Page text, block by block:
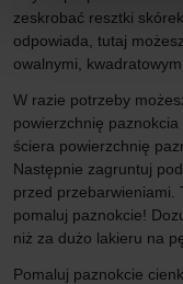
zeskrobać resztki
odpowiada, tutaj
owalnymi,
W razie potrzeby
powierzchnię
ściera powierzchnię
Następnie zagruntuj
przed przebarwieniami.
pomaluj paznokcie!
niż za dużo lakieru na
Pomaluj paznokcie